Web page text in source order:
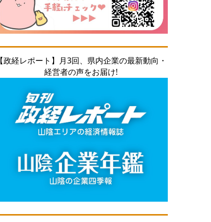
【政経レポート】月3回、県内企業の最新動向・
経営者の声をお届け!